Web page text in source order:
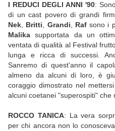
I REDUCI DEGLI ANNI '90:
di un cast povero di grandi
Nek
Britti Grandi Rafsono i
Malikasupportata da un
ventata di qualità al Festival
lunga e ricca di successi.
Sanremo di quest'anno il
almeno da alcuni di loro, è
coraggio dimostrato nel
alcuni coetanei "superospiti"
ROCCO TANICA: La vera
per chi ancora non lo